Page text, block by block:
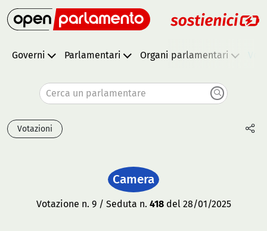
Governi Parlamentari Organi parlamentari
Cerca un parlamentare
Votazioni
Camera
Votazione n. 9 / Seduta n. 418del 28/01/2025